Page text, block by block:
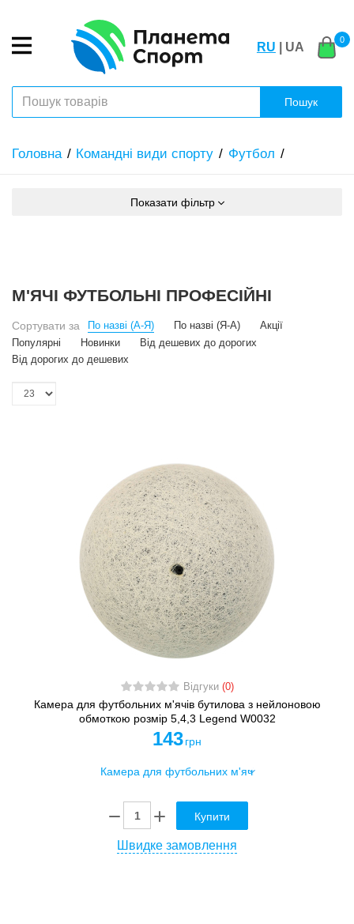
RU | UA
0
Пошук
Головна Командні види спорту Футбол
Показати фільтр
М'ЯЧІ ФУТБОЛЬНІ ПРОФЕСІЙНІ
Сортувати за По назві (А-Я) По назві (Я-А)
Акції
Популярні
Новинки
Від дешевих до дорогих
Від дорогих до дешевих
Відгуки (0)
Камера для футбольних м'ячів бутилова з нейлоновою
обмоткою розмір 5,4,3 Legend W0032
143 грн
Купити
Швидке замовлення